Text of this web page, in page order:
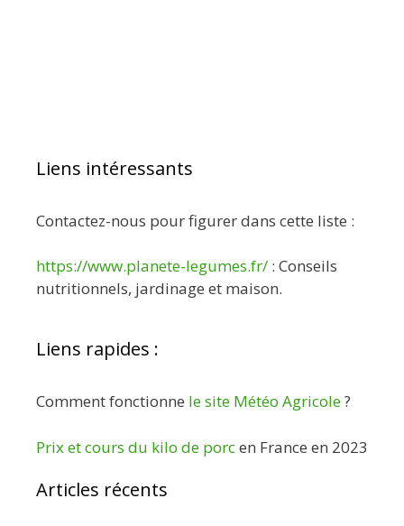
Liens intéressants
Contactez-nous pour figurer dans cette liste :
https://www.planete-legumes.fr/ : Conseils
nutritionnels, jardinage et maison.
Liens rapides :
Comment fonctionne le site Météo Agricole?
Prix et cours du kilo de porcen France en 2023
Articles récents